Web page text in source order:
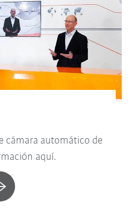
cámara automático de
aquí.